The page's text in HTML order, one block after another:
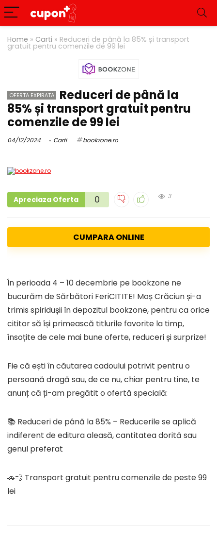
Home » Carti » Reduceri de până la 85% și transport
gratuit pentru comenzile de 99 lei
OFERTA EXPIRATA
Reduceri de până la
85% și transport gratuit pentru
comenzile de 99 lei
04/12/2024 Carti bookzone.ro
Apreciaza Oferta 0 3
CUMPARA ONLINE
În perioada 4 – 10 decembrie pe bookzone ne
bucurăm de Sărbători FeriCITITE! Moș Crăciun și-a
trimis spiridușii în depozitul bookzone, pentru ca orice
cititor să își primească titlurile favorite la timp,
însoțite de cele mai bune oferte, reduceri și surprize!
Fie că ești în căutarea cadoului potrivit pentru o
persoană dragă sau, de ce nu, chiar pentru tine, te
anunț că ți-am pregătit o ofertă specială:
📚 Reduceri de până la 85% – Reducerile se aplică
indiferent de editura aleasă, cantitatea dorită sau
genul preferat
🚗💨 Transport gratuit pentru comenzile de peste 99
lei